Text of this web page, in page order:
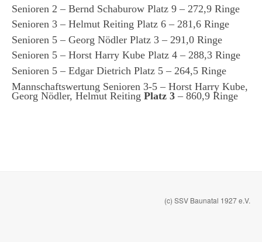
Senioren 2 – Bernd Schaburow Platz 9 – 272,9 Ringe
Senioren 3 – Helmut Reiting Platz 6 – 281,6 Ringe
Senioren 5 – Georg Nödler Platz 3 – 291,0 Ringe
Senioren 5 – Horst Harry Kube Platz 4 – 288,3 Ringe
Senioren 5 – Edgar Dietrich Platz 5 – 264,5 Ringe
Mannschaftswertung Senioren 3-5 – Horst Harry Kube,
Georg Nödler, Helmut Reiting Platz 3 – 860,9 Ringe
(c) SSV Baunatal 1927 e.V.